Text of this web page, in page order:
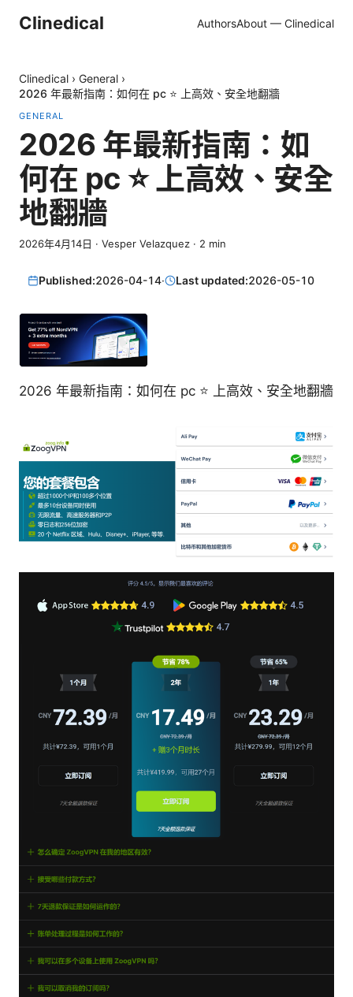
Clinedical AuthorsAbout — Clinedical
Clinedical › General ›
2026 年最新指南：如何在 pc ⭐ 上高效、安全地翻牆
GENERAL
2026 年最新指南：如
何在 pc ⭐ 上高效、安全
地翻牆
2026年4月14日 · Vesper Velazquez · 2 min
Published:2026-04-14· Last updated:2026-05-10
2026 年最新指南：如何在 pc ⭐ 上高效、安全地翻牆